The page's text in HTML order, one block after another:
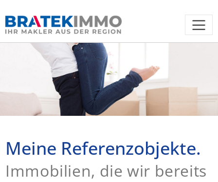
Meine Referenzobjekte.
Immobilien, die wir bereits